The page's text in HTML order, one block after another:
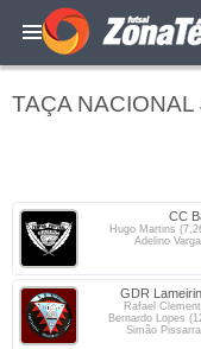
TAÇA
CC
Hugo Martins
Adelino
GDR
Rafael
Bernardo Lopes
Simão